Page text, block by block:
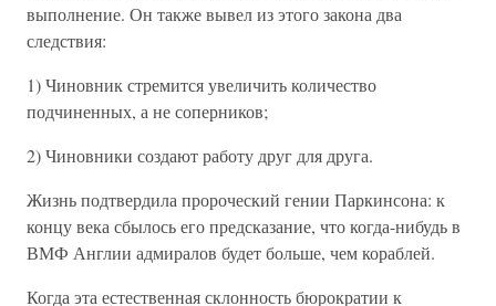
выполнение. Он также вывел из этого закона два
следствия:
1) Чиновник стремится увеличить количество
подчиненных, а не соперников;
2) Чиновники создают работу друг для друга.
Жизнь подтвердила пророческий гении Паркинсона: к
концу века сбылось его предсказание, что когда-нибудь в
ВМФ Англии адмиралов будет больше, чем кораблей.
Когда эта естественная склонность бюрократии к